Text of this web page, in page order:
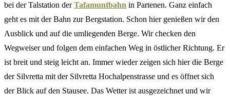
bei der Talstation derTafamuntbahn in Partenen. Ganz einfach
geht es mit der Bahn zur Bergstation. Schon hier genießen wir den
Ausblick und auf die umliegenden Berge. Wir checken den
Wegweiser und folgen dem einfachen Weg in östlicher Richtung. Er
ist breit und steig leicht an. Immer wieder zeigen sich hier die Berge
der Silvretta mit der Silvretta Hochalpenstrasse und es öffnet sich
der Blick auf den Stausee. Das Wetter ist ausgezeichnet und wir